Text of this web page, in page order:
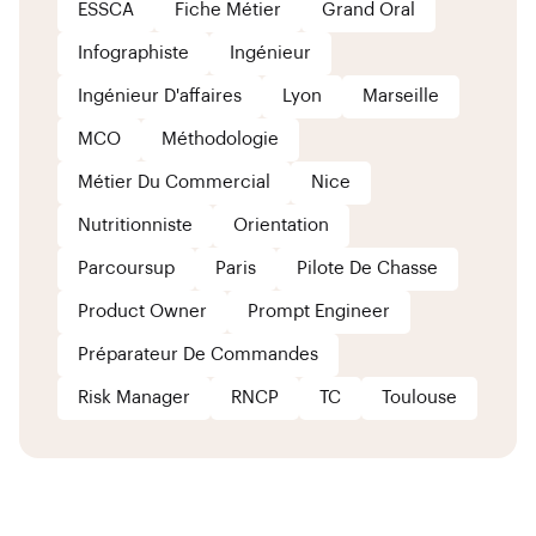
ESSCA Fiche Métier Grand Oral
Infographiste Ingénieur
Ingénieur D'affaires Lyon Marseille
MCO Méthodologie
Métier Du Commercial Nice
Nutritionniste Orientation
Parcoursup Paris Pilote De Chasse
Product Owner Prompt Engineer
Préparateur De Commandes
Risk Manager RNCP TC Toulouse